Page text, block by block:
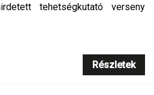
tehetségkutató verseny
Részletek